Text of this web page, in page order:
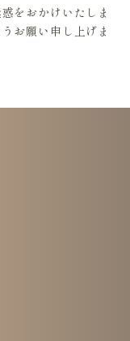
をおかけいたしま
お願い申し上げま